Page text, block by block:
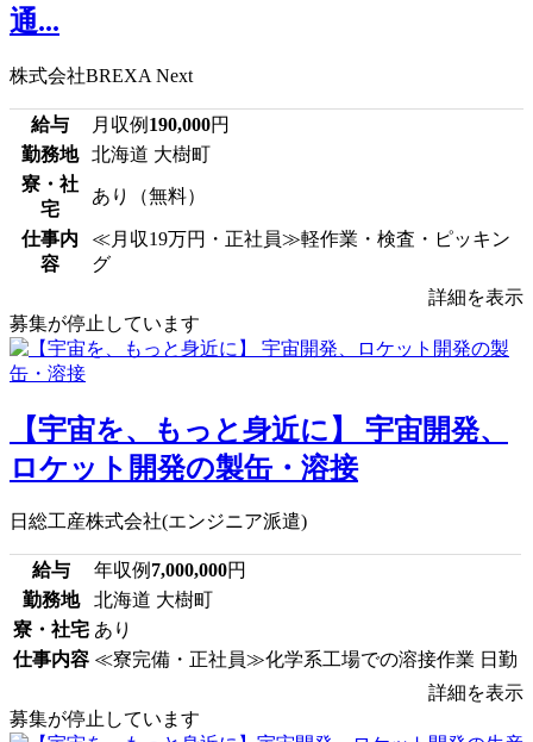
通...
株式会社BREXA Next
給与 月収例 190,000円
勤務地
北海道 大樹町
寮・社
宅
あり（無料）
仕事内
容
≪月収19万円・正社員≫軽作業・検査・ピッキン
グ
詳細を表示
募集が停止しています
【宇宙を、もっと身近に】 宇宙開発、
ロケット開発の製缶・溶接
日総工産株式会社(エンジニア派遣)
給与 年収例 7,000,000円
勤務地
北海道 大樹町
寮・社宅 あり
仕事内容 ≪寮完備・正社員≫化学系工場での溶接作業 日勤
詳細を表示
募集が停止しています